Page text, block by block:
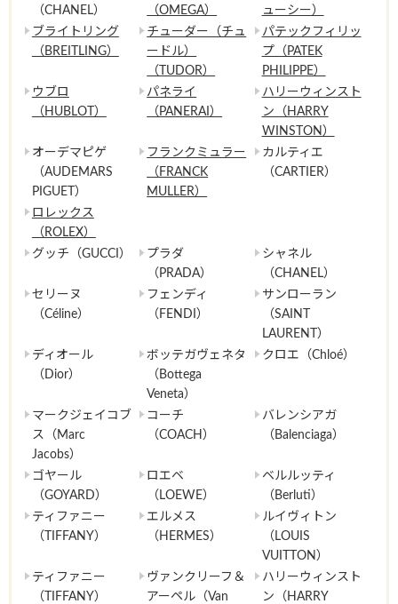
（CHANEL）
（OMEGA）
ューシー）
ブライトリング
（BREITLING）
チューダー（チュ
ードル）
（TUDOR）
パテックフィリッ
プ（PATEK
PHILIPPE）
ウブロ
（HUBLOT）
パネライ
（PANERAI）
ハリーウィンスト
ン（HARRY
WINSTON）
オーデマピゲ
（AUDEMARS
PIGUET）
フランクミュラー
（FRANCK
MULLER）
カルティエ
（CARTIER）
ロレックス
（ROLEX）
グッチ（GUCCI）
プラダ
（PRADA）
シャネル
（CHANEL）
セリーヌ
（Céline）
フェンディ
（FENDI）
サンローラン
（SAINT
LAURENT）
ディオール
（Dior）
ボッテガヴェネタ
（Bottega
Veneta）
クロエ（Chloé）
マークジェイコブ
ス（Marc
Jacobs）
コーチ
（COACH）
バレンシアガ
（Balenciaga）
ゴヤール
（GOYARD）
ロエベ
（LOEWE）
ベルルッティ
（Berluti）
ティファニー
（TIFFANY）
エルメス
（HERMES）
ルイヴィトン
（LOUIS
VUITTON）
ティファニー
（TIFFANY）
ヴァンクリーフ＆
アーペル（Van
ハリーウィンスト
ン（HARRY